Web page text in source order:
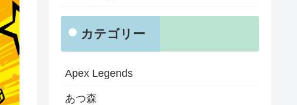
カテゴリー
Apex Legends
あつ森